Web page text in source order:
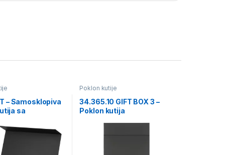
– Samosklopiva
sa
Poklon kutije
34.365.10 GIFT BOX 3 –
Poklon kutija